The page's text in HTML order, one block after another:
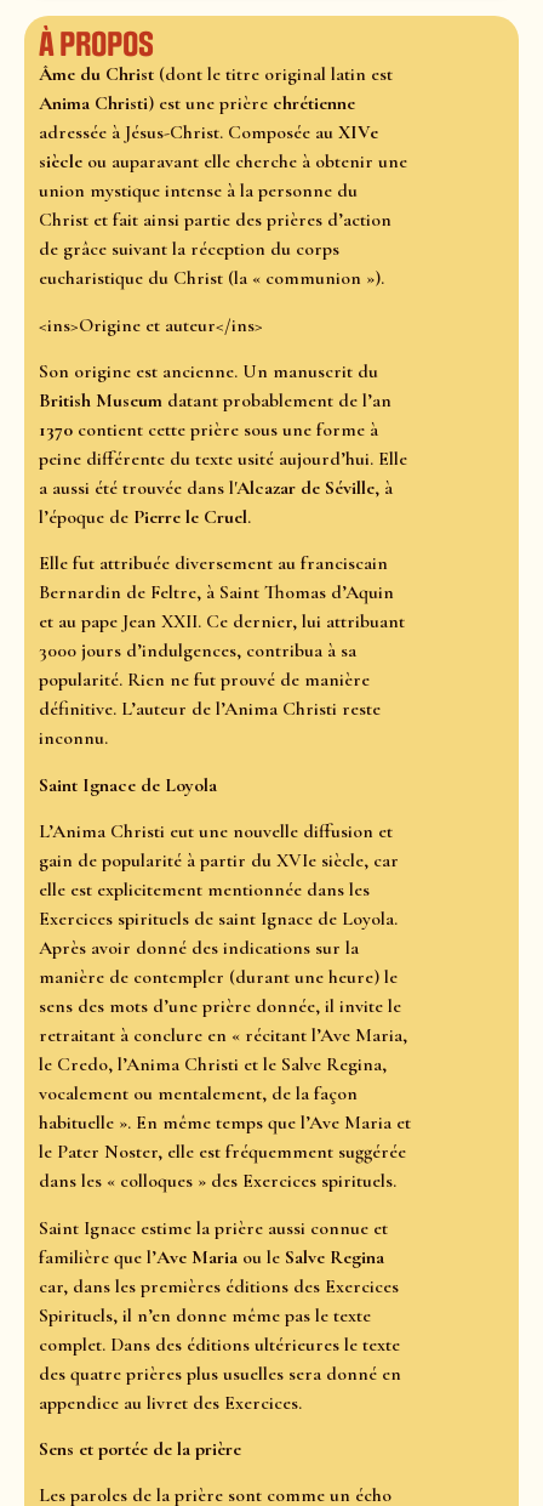
À propos
Âme du Christ (dont le titre original latin est
Anima Christi) est une prière chrétienne
adressée à Jésus-Christ. Composée au XIVe
siècle ou auparavant elle cherche à obtenir une
union mystique intense à la personne du
Christ et fait ainsi partie des prières d’action
de grâce suivant la réception du corps
eucharistique du Christ (la « communion »).
<ins>Origine et auteur</ins>
Son origine est ancienne. Un manuscrit du
British Museum datant probablement de l’an
1370 contient cette prière sous une forme à
peine différente du texte usité aujourd’hui. Elle
a aussi été trouvée dans l'Alcazar de Séville, à
l’époque de Pierre le Cruel.
Elle fut attribuée diversement au franciscain
Bernardin de Feltre, à Saint Thomas d’Aquin
et au pape Jean XXII. Ce dernier, lui attribuant
3000 jours d’indulgences, contribua à sa
popularité. Rien ne fut prouvé de manière
définitive. L’auteur de l’Anima Christi reste
inconnu.
Saint Ignace de Loyola
L’Anima Christi eut une nouvelle diffusion et
gain de popularité à partir du XVIe siècle, car
elle est explicitement mentionnée dans les
Exercices spirituels de saint Ignace de Loyola.
Après avoir donné des indications sur la
manière de contempler (durant une heure) le
sens des mots d’une prière donnée, il invite le
retraitant à conclure en « récitant l’Ave Maria,
le Credo, l’Anima Christi et le Salve Regina,
vocalement ou mentalement, de la façon
habituelle ». En même temps que l’Ave Maria et
le Pater Noster, elle est fréquemment suggérée
dans les « colloques » des Exercices spirituels.
Saint Ignace estime la prière aussi connue et
familière que l’Ave Maria ou le Salve Regina
car, dans les premières éditions des Exercices
Spirituels, il n’en donne même pas le texte
complet. Dans des éditions ultérieures le texte
des quatre prières plus usuelles sera donné en
appendice au livret des Exercices.
Sens et portée de la prière
Les paroles de la prière sont comme un écho